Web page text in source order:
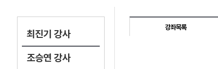
최진기 강사
조승연 강사
강좌목록